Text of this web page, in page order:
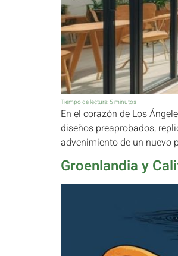
Tiempo de lectura: 5 minutos
En el corazón de Los
diseños preaprobados,
advenimiento de un nuevo
Groenlandia y